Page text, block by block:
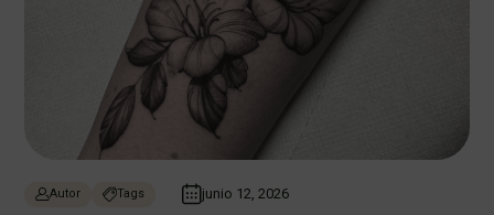
Autor Tags junio 12, 2026